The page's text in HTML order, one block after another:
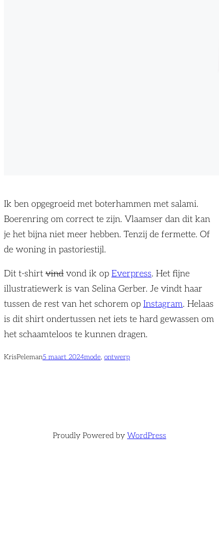
Ik ben opgegroeid met boterhammen met salami.
Boerenring om correct te zijn. Vlaamser dan dit kan
je het bijna niet meer hebben. Tenzij de fermette. Of
de woning in pastoriestijl.
Dit t-shirt vind vond ik op Everpress. Het fijne
illustratiewerk is van Selina Gerber. Je vindt haar
tussen de rest van het schorem op Instagram. Helaas
is dit shirt ondertussen net iets te hard gewassen om
het schaamteloos te kunnen dragen.
KrisPeleman5 maart 2024mode, ontwerp
Proudly Powered by WordPress